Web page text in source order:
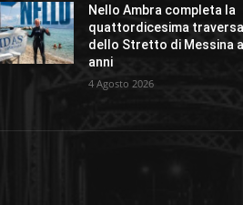
Nello Ambra completa la
quattordicesima
dello Stretto di Messina
anni
4 Agosto 2026